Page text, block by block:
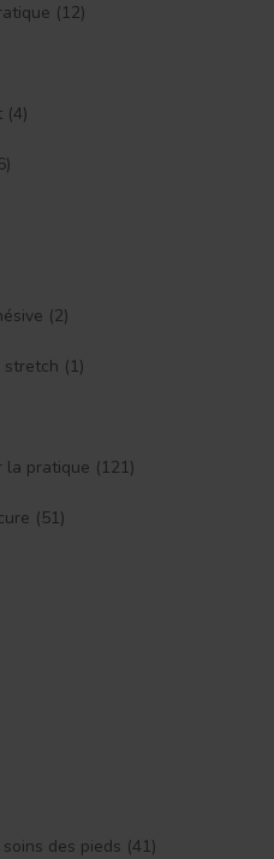
(12)
(4)
(2)
stretch (1)
la pratique (121)
(51)
des pieds (41)